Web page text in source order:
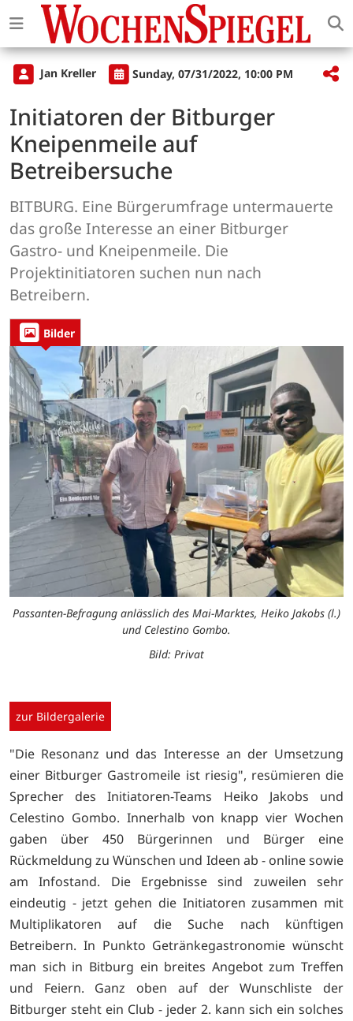
Jan Kreller Sunday, 07/31/2022, 10:00 PM
Initiatoren der Bitburger
Kneipenmeile auf
Betreibersuche
BITBURG. Eine Bürgerumfrage untermauerte
das große Interesse an einer Bitburger
Gastro- und Kneipenmeile. Die
Projektinitiatoren suchen nun nach
Betreibern.
Bilder
Passanten-Befragung anlässlich des Mai-Marktes, Heiko Jakobs (l.)
und Celestino Gombo.
Bild: Privat
zur Bildergalerie
"Die Resonanz und das Interesse an der Umsetzung
einer Bitburger Gastromeile ist riesig", resümieren die
Sprecher des Initiatoren-Teams Heiko Jakobs und
Celestino Gombo. Innerhalb von knapp vier Wochen
gaben über 450 Bürgerinnen und Bürger eine
Rückmeldung zu Wünschen und Ideen ab - online sowie
am Infostand. Die Ergebnisse sind zuweilen sehr
eindeutig - jetzt gehen die Initiatoren zusammen mit
Multiplikatoren auf die Suche nach künftigen
Betreibern. In Punkto Getränkegastronomie wünscht
man sich in Bitburg ein breites Angebot zum Treffen
und Feiern. Ganz oben auf der Wunschliste der
Bitburger steht ein Club - jeder 2. kann sich ein solches